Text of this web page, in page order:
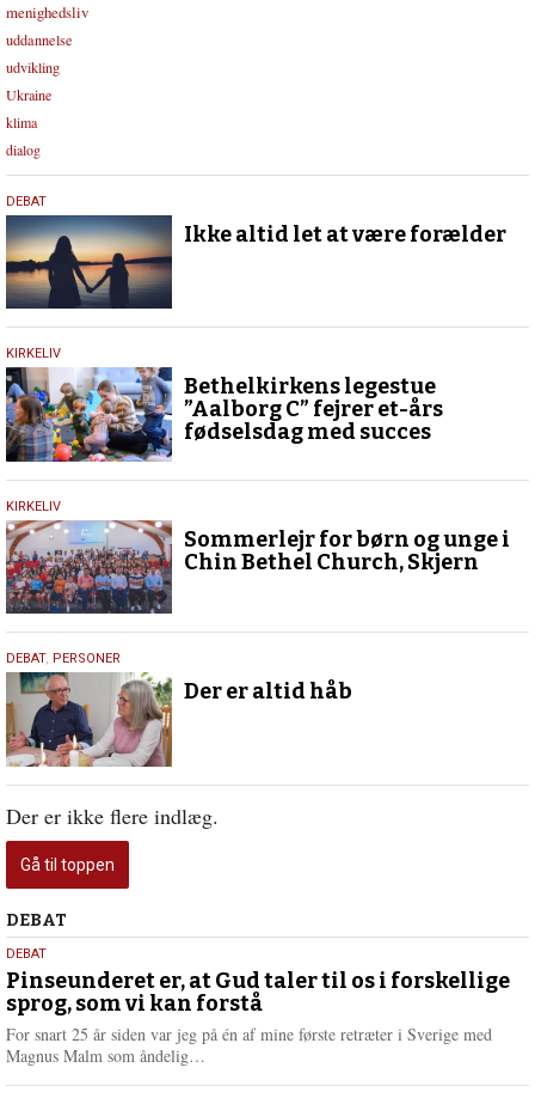
menighedsliv
uddannelse
udvikling
Ukraine
klima
dialog
15.
maj
2025
DEBAT
Ikke altid let at være forælder
17.
februar
2024
KIRKELIV
Bethelkirkens legestue
”Aalborg C” fejrer et-års
fødselsdag med succes
18.
september
2023
KIRKELIV
Sommerlejr for børn og unge i
Chin Bethel Church, Skjern
9.
juli
2020
DEBAT, PERSONER
Der er altid håb
Der er ikke flere indlæg.
Gå til toppen
Debat
DEBAT
5.
august
2026
DEBAT
Pinseunderet er, at Gud taler til os i forskellige
sprog, som vi kan forstå
For snart 25 år siden var jeg på én af mine første retræter i Sverige med
Magnus Malm som åndelig…